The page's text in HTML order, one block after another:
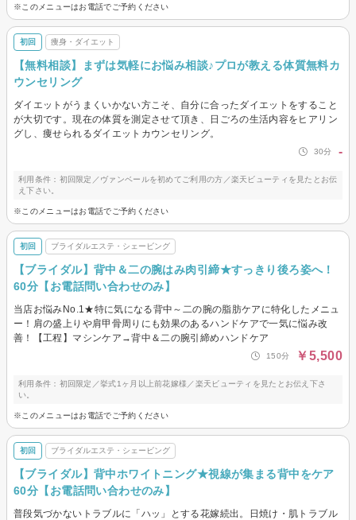
※このメニューはお電話でご予約ください
初回 痩身・ダイエット
【無料相談】まずは気軽にお悩み相談♪プロが教える体質無料カ
ウンセリング
ダイエットがうまくいかない方こそ、自分に合ったダイエットをすること
が大切です。現在の体質を測定させて頂き、日ごろの生活内容をヒアリン
グし、痩せられるダイエットカウンセリング。
30分 -
利用条件：初回限定／ヴァンベールを初めてご利用の方／楽天ビューティを見たとお伝
え下さい。
※このメニューはお電話でご予約ください
初回 ブライダルエステ・シェービング
【ブライダル】背中＆二の腕はみ肉引締★すっきり後ろ姿へ！
60分【お電話問い合わせのみ】
当店お悩みNo.1★特に気になる背中～二の腕の脂肪ケアに特化したメニュ
ー！肩の盛上りや肩甲骨周りにも効果のあるハンドケアで一気に悩み改
善！【工程】マシンケア→背中＆二の腕引締めハンドケア
150分 ￥5,500
利用条件：初回限定／挙式1ヶ月以上前花嫁様／楽天ビューティを見たとお伝え下さ
い。
※このメニューはお電話でご予約ください
初回 ブライダルエステ・シェービング
【ブライダル】背中ホワイトニング★視線が集まる背中をケア
60分【お電話問い合わせのみ】
普段気づかないトラブルに「ハッ」とする花嫁続出。日焼け・肌トラブル